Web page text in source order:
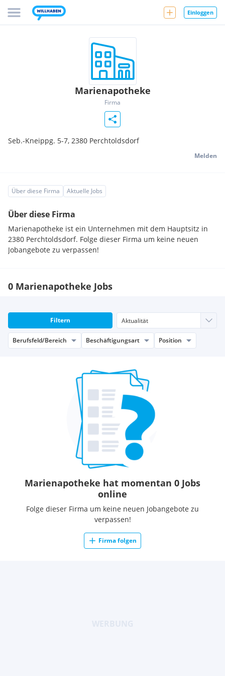
Einloggen
Marienapotheke
Firma
Seb.-Kneippg. 5-7, 2380 Perchtoldsdorf
Melden
Über diese Firma Aktuelle Jobs
Über diese Firma
Marienapotheke ist ein Unternehmen mit dem Hauptsitz in
2380 Perchtoldsdorf. Folge dieser Firma um keine neuen
Jobangebote zu verpassen!
0 Marienapotheke Jobs
Filtern
Berufsfeld/Bereich Beschäftigungsart Position
Marienapotheke hat momentan 0 Jobs
online
Folge dieser Firma um keine neuen Jobangebote zu
verpassen!
Firma folgen